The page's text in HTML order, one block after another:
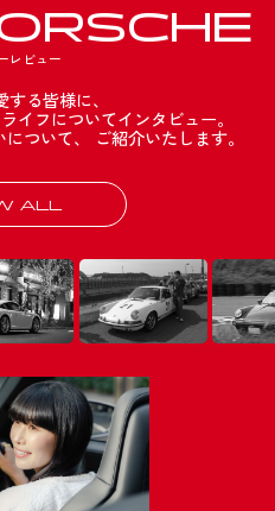
レビュー
る皆様に、
イフについてインタビュー。
ついて、 ご紹介いたします。
ALL